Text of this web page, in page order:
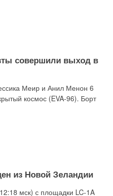
совершили выход в
Меир и Анил Менон 6
космос (EVA-96). Борт
из Новой Зеландии
мск) с площадки LC-1A